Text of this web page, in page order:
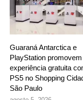
Guaraná Antarctica e
PlayStation promovem
experiência gratuita
PS5 no Shopping
São Paulo